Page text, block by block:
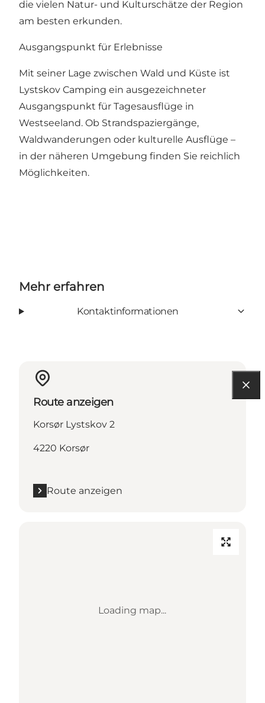
die vielen Natur- und Kulturschätze der Region
am besten erkunden.
Ausgangspunkt für Erlebnisse
Mit seiner Lage zwischen Wald und Küste ist
Lystskov Camping ein ausgezeichneter
Ausgangspunkt für Tagesausflüge in
Westseeland. Ob Strandspaziergänge,
Waldwanderungen oder kulturelle Ausflüge –
in der näheren Umgebung finden Sie reichlich
Möglichkeiten.
Mehr erfahren
Kontaktinformationen
Route anzeigen
Korsør Lystskov 2
4220 Korsør
Route anzeigen
Loading map...